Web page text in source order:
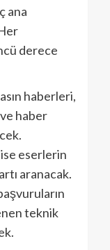
ana
derece
haberleri,
haber
eserlerin
aranacak.
teknik